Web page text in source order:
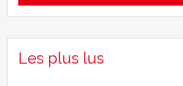
Les plus lus